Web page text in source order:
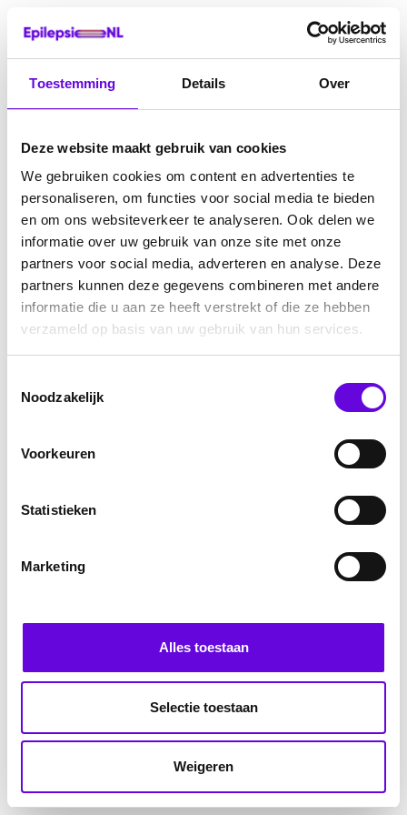
Toestemming Details Over
Deze website maakt gebruik van cookies
We gebruiken cookies om content en advertenties te
personaliseren, om functies voor social media te bieden
en om ons websiteverkeer te analyseren. Ook delen we
informatie over uw gebruik van onze site met onze
partners voor social media, adverteren en analyse. Deze
partners kunnen deze gegevens combineren met andere
informatie die u aan ze heeft verstrekt of die ze hebben
verzameld op basis van uw gebruik van hun services.
Noodzakelijk
Voorkeuren
Statistieken
Marketing
Alles toestaan
Selectie toestaan
Weigeren